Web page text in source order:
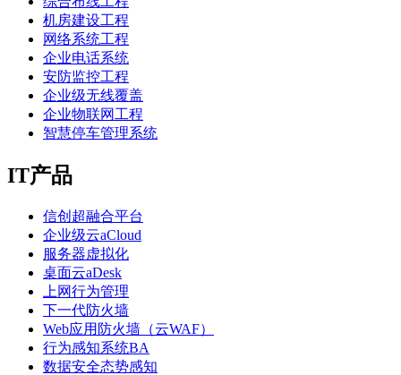
机房建设工程
网络系统工程
企业电话系统
安防监控工程
企业级无线覆盖
企业物联网工程
智慧停车管理系统
IT产品
信创超融合平台
企业级云aCloud
服务器虚拟化
桌面云aDesk
上网行为管理
下一代防火墙
Web应用防火墙（云WAF）
行为感知系统BA
数据安全态势感知